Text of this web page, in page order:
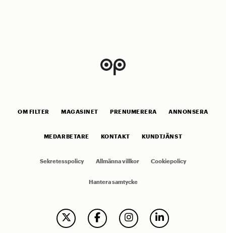
OM FILTER MAGASINET PRENUMERERA ANNONSERA
MEDARBETARE KONTAKT KUNDTJÄNST
Sekretesspolicy Allmänna villkor Cookiepolicy
Hantera samtycke